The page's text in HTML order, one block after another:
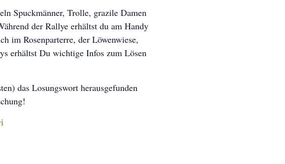
Spuckmänner, Trolle, grazile Damen
der Rallye erhältst du am Handy
im Rosenparterre, der Löwenwiese,
erhältst Du wichtige Infos zum Lösen
das Losungswort herausgefunden